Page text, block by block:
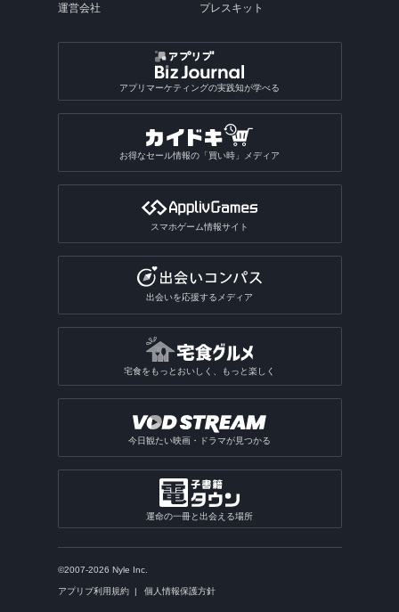
運営会社 プレスキット
アプリマーケティングの実践知が学べる
お得なセール情報の「買い時」メディア
スマホゲーム情報サイト
出会いを応援するメディア
宅食をもっとおいしく、もっと楽しく
今日観たい映画・ドラマが見つかる
運命の一冊と出会える場所
©2007-2026 Nyle Inc.
アプリブ利用規約 個人情報保護方針